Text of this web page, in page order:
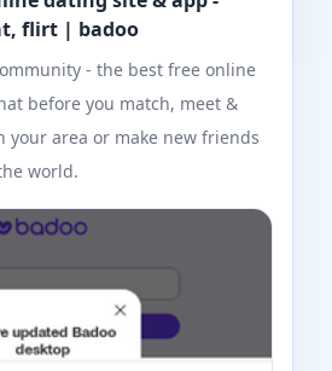
flirt | badoo
- the best free online
before you match, meet &
your area or make new friends
world.